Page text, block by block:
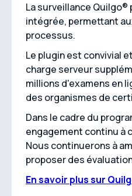
La surveillance
intégrée, permettant
processus.
Le plugin est convivial
charge serveur
millions d'examens en
des organismes de
Dans le cadre du
engagement continu à
Nous continuerons à
proposer des
En savoir plus sur